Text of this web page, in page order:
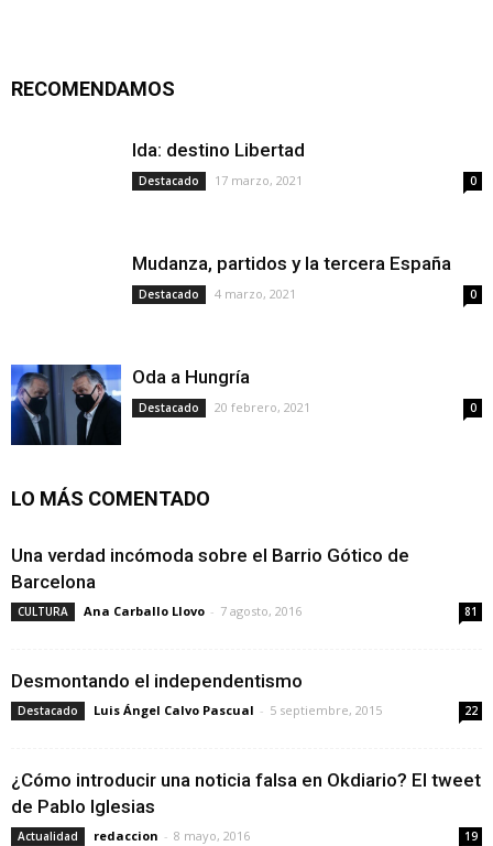
RECOMENDAMOS
Ida: destino Libertad
Destacado 17 marzo, 2021 0
Mudanza, partidos y la tercera España
Destacado 4 marzo, 2021 0
Oda a Hungría
Destacado 20 febrero, 2021 0
LO MÁS COMENTADO
Una verdad incómoda sobre el Barrio Gótico de
Barcelona
CULTURA Ana Carballo Llovo - 7 agosto, 2016 81
Desmontando el independentismo
Destacado Luis Ángel Calvo Pascual - 5 septiembre, 2015 22
¿Cómo introducir una noticia falsa en Okdiario? El tweet
de Pablo Iglesias
Actualidad redaccion - 8 mayo, 2016 19